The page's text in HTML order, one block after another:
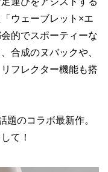
ウェーブレット×エ
的でスポーティーな
合成のヌバックや、
フレクター機能も搭
題のコラボ最新作。
て！